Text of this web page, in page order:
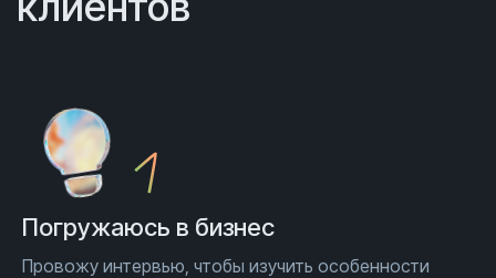
Погружаюсь в бизнес
Провожу интервью, чтобы изучить особенности